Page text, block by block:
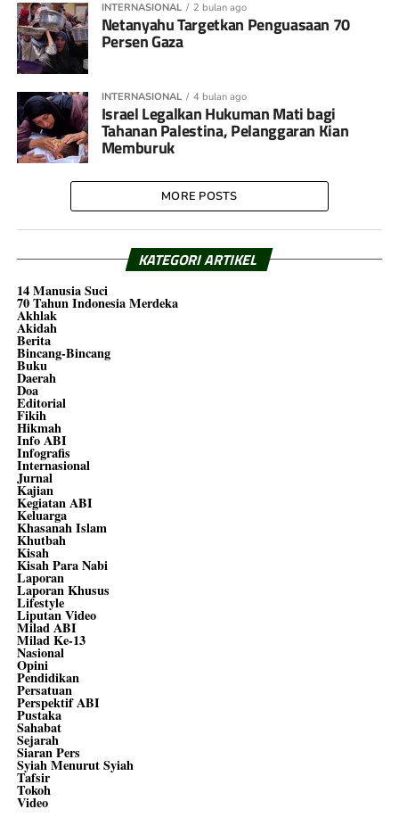
INTERNASIONAL 2 bulan ago
Netanyahu Targetkan Penguasaan 70
Persen Gaza
INTERNASIONAL 4 bulan ago
Israel Legalkan Hukuman Mati bagi
Tahanan Palestina, Pelanggaran Kian
Memburuk
MORE POSTS
KATEGORI ARTIKEL
14 Manusia Suci
70 Tahun Indonesia Merdeka
Akhlak
Akidah
Berita
Bincang-Bincang
Buku
Daerah
Doa
Editorial
Fikih
Hikmah
Info ABI
Infografis
Internasional
Jurnal
Kajian
Kegiatan ABI
Keluarga
Khasanah Islam
Khutbah
Kisah
Kisah Para Nabi
Laporan
Laporan Khusus
Lifestyle
Liputan Video
Milad ABI
Milad Ke-13
Nasional
Opini
Pendidikan
Persatuan
Perspektif ABI
Pustaka
Sahabat
Sejarah
Siaran Pers
Syiah Menurut Syiah
Tafsir
Tokoh
Video